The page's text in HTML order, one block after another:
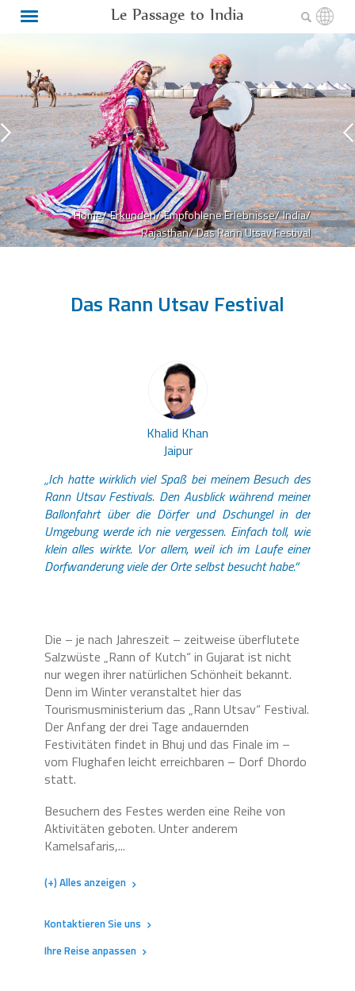
Le Passage to India
Home/Erkunden/Empfohlene Erlebnisse/India/
Rajasthan/Das Rann Utsav Festival
Das Rann Utsav Festival
Khalid Khan
Jaipur
„Ich hatte wirklich viel Spaß bei meinem Besuch des
Rann Utsav Festivals. Den Ausblick während meiner
Ballonfahrt über die Dörfer und Dschungel in der
Umgebung werde ich nie vergessen. Einfach toll, wie
klein alles wirkte. Vor allem, weil ich im Laufe einer
Dorfwanderung viele der Orte selbst besucht habe.“
Die – je nach Jahreszeit – zeitweise überflutete
Salzwüste „Rann of Kutch“ in Gujarat ist nicht
nur wegen ihrer natürlichen Schönheit bekannt.
Denn im Winter veranstaltet hier das
Tourismusministerium das „Rann Utsav“ Festival.
Der Anfang der drei Tage andauernden
Festivitäten findet in Bhuj und das Finale im –
vom Flughafen leicht erreichbaren – Dorf Dhordo
statt.
Besuchern des Festes werden eine Reihe von
Aktivitäten geboten. Unter anderem
Kamelsafaris,...
(+) Alles anzeigen
Kontaktieren Sie uns
Ihre Reise anpassen